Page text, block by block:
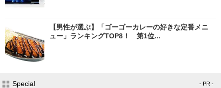
【男性が選ぶ】「ゴーゴーカレーの好きな定番メニ
ュー」ランキングTOP8！ 第1位...
Special - PR -